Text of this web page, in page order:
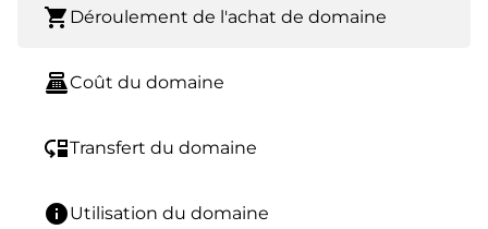
shopping_cart Déroulement de l'achat de domaine
point_of_saleCoût du domaine
move_downTransfert du domaine
infoUtilisation du domaine